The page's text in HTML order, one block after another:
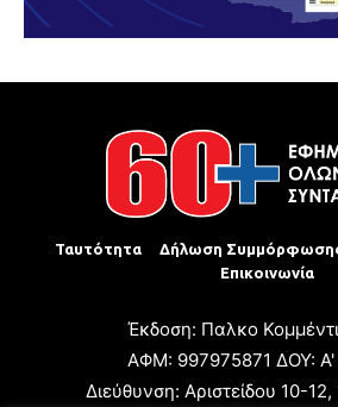
Ταυτότητα Δήλωση
Επικοινωνία
Έκδοση: Παλκο
ΑΦΜ: 997975871 ΔΟΥ:
Διεύθυνση: Αριστείδου 10-